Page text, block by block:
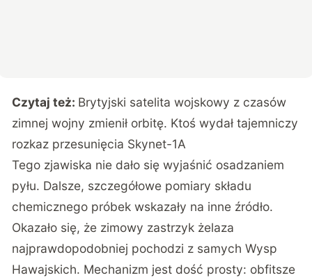
Czytaj też: Brytyjski satelita wojskowy z czasów
zimnej wojny zmienił orbitę. Ktoś wydał tajemniczy
rozkaz przesunięcia Skynet-1A
Tego zjawiska nie dało się wyjaśnić osadzaniem
pyłu. Dalsze, szczegółowe pomiary składu
chemicznego próbek wskazały na inne źródło.
Okazało się, że zimowy zastrzyk żelaza
najprawdopodobniej pochodzi z samych Wysp
Hawajskich. Mechanizm jest dość prosty: obfitsze